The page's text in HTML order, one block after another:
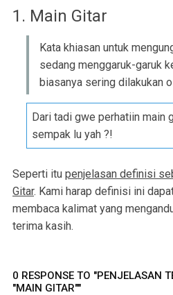
1. Main Gitar
Kata khiasan untuk
sedang menggaruk-garuk
biasanya sering dilakukan
Dari tadi gwe perhatiin main
sempak lu yah ?!
Seperti itu penjelasan definisi
Gitar. Kami harap definisi ini
membaca kalimat yang
terima kasih.
0 RESPONSE TO "PENJELASAN
"MAIN GITAR""